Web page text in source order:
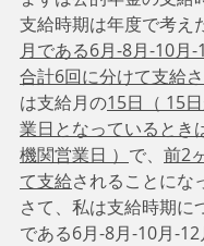
支給時期は年度で考え
月である6月-8月-10月
合計6回に分けて支給
は支給月の15日（ 15
業日となっているとき
機関営業日 ） で、 前2
て支給されることにな
さて、私は支給時期に
である6月-8月-10月-